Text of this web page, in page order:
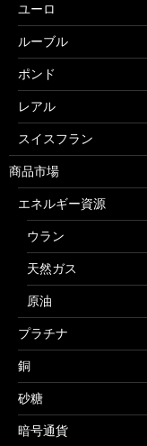
ユーロ
ルーブル
ポンド
レアル
スイスフラン
商品市場
エネルギー資源
ウラン
天然ガス
原油
プラチナ
銅
砂糖
暗号通貨